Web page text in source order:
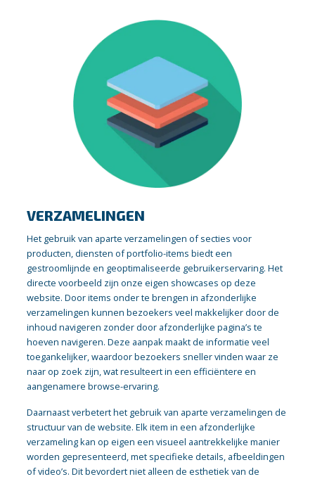
VERZAMELINGEN
Het gebruik van aparte verzamelingen of secties voor
producten, diensten of portfolio-items biedt een
gestroomlijnde en geoptimaliseerde gebruikerservaring. Het
directe voorbeeld zijn onze eigen showcases op deze
website. Door items onder te brengen in afzonderlijke
verzamelingen kunnen bezoekers veel makkelijker door de
inhoud navigeren zonder door afzonderlijke pagina’s te
hoeven navigeren. Deze aanpak maakt de informatie veel
toegankelijker, waardoor bezoekers sneller vinden waar ze
naar op zoek zijn, wat resulteert in een efficiëntere en
aangenamere browse-ervaring.
Daarnaast verbetert het gebruik van aparte verzamelingen de
structuur van de website. Elk item in een afzonderlijke
verzameling kan op eigen een visueel aantrekkelijke manier
worden gepresenteerd, met specifieke details, afbeeldingen
of video’s. Dit bevordert niet alleen de esthetiek van de